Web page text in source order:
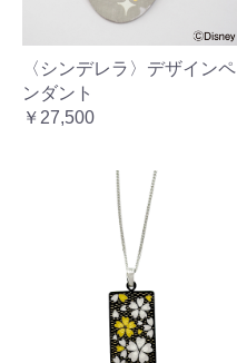
〈シンデレラ〉デザインペ
ンダント
￥27,500